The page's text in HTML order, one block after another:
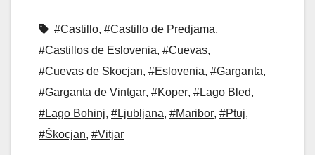
#Castillo, #Castillo de Predjama,
#Castillos de Eslovenia, #Cuevas,
#Cuevas de Skocjan, #Eslovenia, #Garganta,
#Garganta de Vintgar, #Koper, #Lago Bled,
#Lago Bohinj, #Ljubljana, #Maribor, #Ptuj,
#Škocjan, #Vitjar